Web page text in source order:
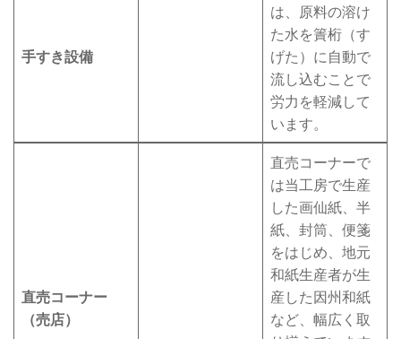
手すき設備
は、原料の溶け
た水を簀桁（す
げた）に自動で
流し込むことで
労力を軽減して
います。
直売コーナー
（売店）
直売コーナーで
は当工房で生産
した画仙紙、半
紙、封筒、便箋
をはじめ、地元
和紙生産者が生
産した因州和紙
など、幅広く取